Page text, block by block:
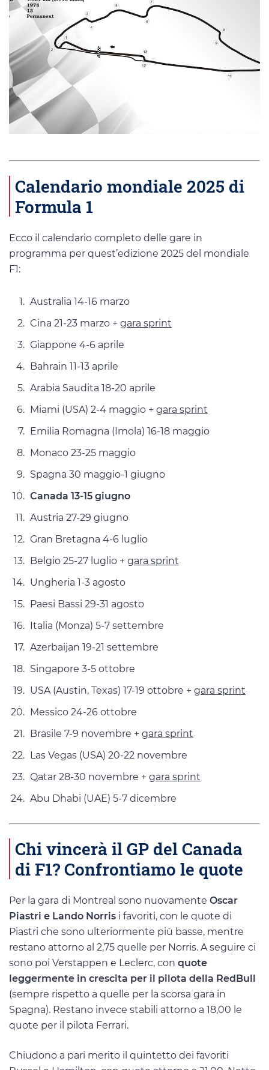
Calendario mondiale 2025 di
Formula 1
Ecco il calendario completo delle gare in
programma per quest’edizione 2025 del mondiale
F1:
Australia 14-16 marzo
Cina 21-23 marzo + gara sprint
Giappone 4-6 aprile
Bahrain 11-13 aprile
Arabia Saudita 18-20 aprile
Miami (USA) 2-4 maggio + gara sprint
Emilia Romagna (Imola) 16-18 maggio
Monaco 23-25 maggio
Spagna 30 maggio-1 giugno
Canada 13-15 giugno
Austria 27-29 giugno
Gran Bretagna 4-6 luglio
Belgio 25-27 luglio + gara sprint
Ungheria 1-3 agosto
Paesi Bassi 29-31 agosto
Italia (Monza) 5-7 settembre
Azerbaijan 19-21 settembre
Singapore 3-5 ottobre
USA (Austin, Texas) 17-19 ottobre + gara sprint
Messico 24-26 ottobre
Brasile 7-9 novembre + gara sprint
Las Vegas (USA) 20-22 novembre
Qatar 28-30 novembre + gara sprint
Abu Dhabi (UAE) 5-7 dicembre
Chi vincerà il GP del Canada
di F1? Confrontiamo le quote
Per la gara di Montreal sono nuovamente Oscar
Piastri e Lando Norris i favoriti, con le quote di
Piastri che sono ulteriormente più basse, mentre
restano attorno al 2,75 quelle per Norris. A seguire ci
sono poi Verstappen e Leclerc, con quote
leggermente in crescita per il pilota della RedBull
(sempre rispetto a quelle per la scorsa gara in
Spagna). Restano invece stabili attorno a 18,00 le
quote per il pilota Ferrari.
Chiudono a pari merito il quintetto dei favoriti